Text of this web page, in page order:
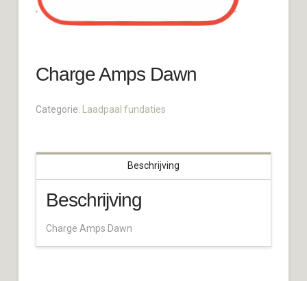
Charge Amps Dawn
Categorie: Laadpaal fundaties
Beschrijving
Beschrijving
Charge Amps Dawn